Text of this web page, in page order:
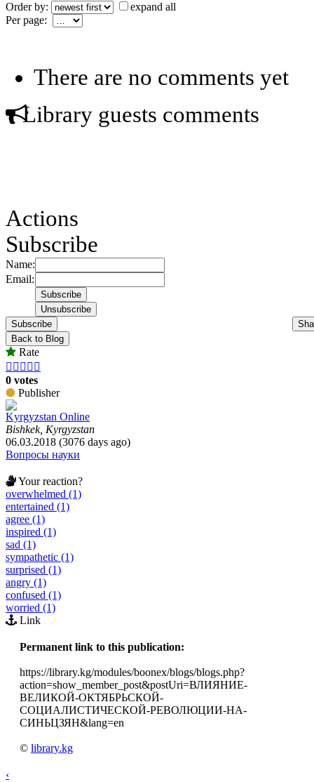
Order by:
expand all
Per page:
There are no comments yet
Library guests comments
Actions
Subscribe
Name:
Email:
Subscribe
Back to Blog
Rate
    
0 votes
Publisher
Kyrgyzstan Online
Bishkek, Kyrgyzstan
06.03.2018 (3076 days ago)
Вопросы науки
Your reaction?
overwhelmed (1)
entertained (1)
agree (1)
inspired (1)
sad (1)
sympathetic (1)
surprised (1)
angry (1)
confused (1)
worried (1)
Link
Permanent link to this publication:
https://library.kg/modules/boonex/blogs/blogs.php?
action=show_member_post&postUri=ВЛИЯНИЕ-
ВЕЛИКОЙ-ОКТЯБРЬСКОЙ-
СОЦИАЛИСТИЧЕСКОЙ-РЕВОЛЮЦИИ-НА-
СИНЬЦЗЯН&lang=en
© library.kg
‹